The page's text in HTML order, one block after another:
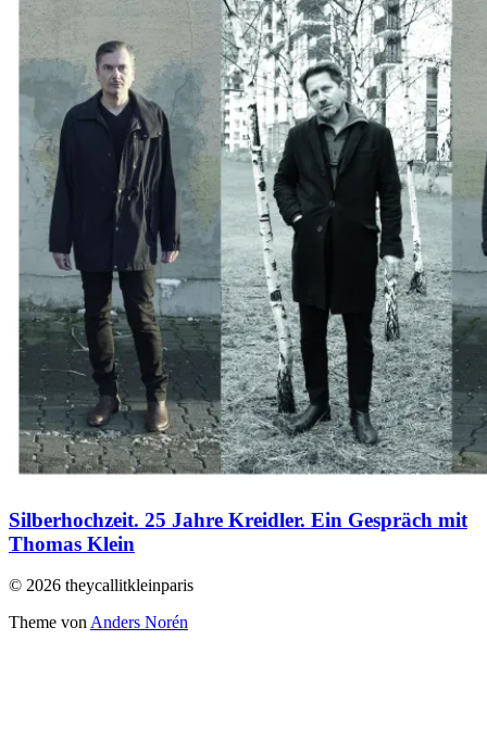
Silberhochzeit. 25 Jahre Kreidler. Ein Gespräch mit
Thomas Klein
© 2026 theycallitkleinparis
Theme vonAnders Norén